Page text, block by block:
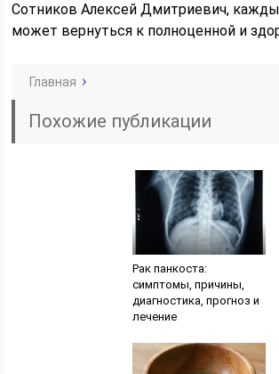
Сотников Алексей Дмитриевич,
может вернуться к полноценной и
Главная
Похожие публикации
Рак панкоста:
симптомы, причины,
диагностика, прогноз и
лечение